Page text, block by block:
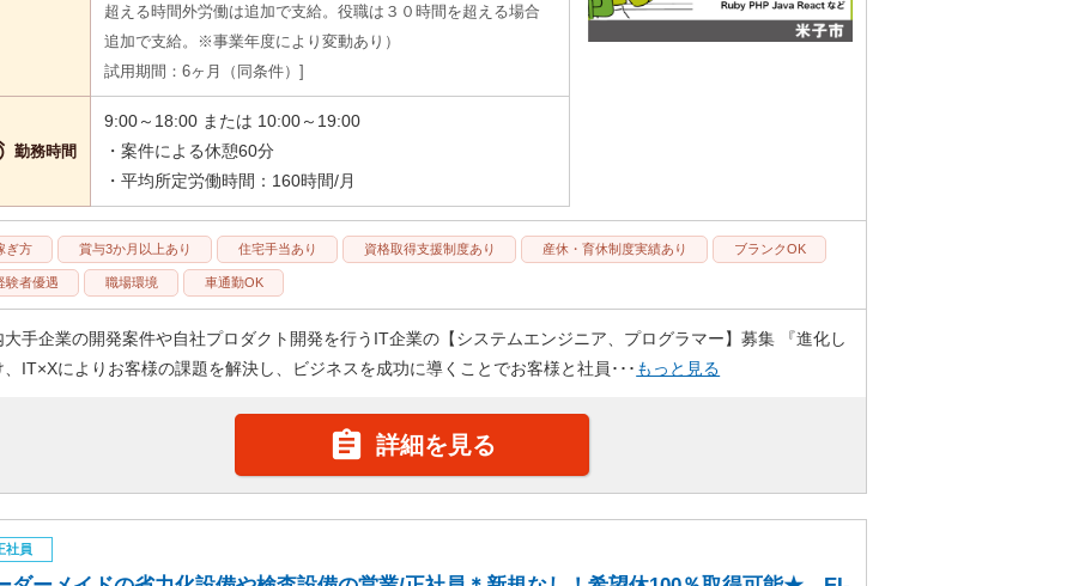
超える時間外労働は追加で支給。役職は３０時間を超える場合
追加で支給。※事業年度により変動あり）
試用期間：6ヶ月（同条件）
勤務時間
9:00～18:00 または 10:00～19:00
・案件による休憩60分
・平均所定労働時間：160時間/月
ぎ方 賞与3か月以上あり 住宅手当あり 資格取得支援制度あり 産休・育休制度実績あり ブランクOK
験者優遇 職場環境 車通勤OK
大手企業の開発案件や自社プロダクト開発を行うIT企業の【システムエンジニア、プログラマー】募集 『進化し
、IT×Xによりお客様の課題を解決し、ビジネスを成功に導くことでお客様と社員･･･ もっと見る
 詳細を見る
社員